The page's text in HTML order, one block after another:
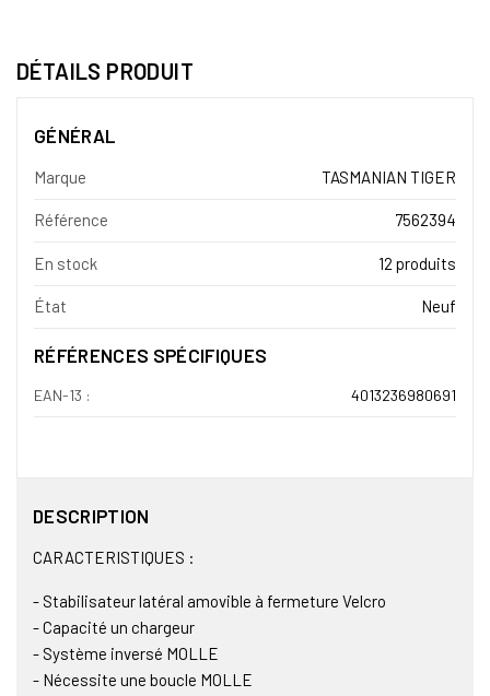
DÉTAILS PRODUIT
GÉNÉRAL
Marque TASMANIAN TIGER
Référence 7562394
En stock 12 produits
État Neuf
RÉFÉRENCES SPÉCIFIQUES
EAN-13 : 4013236980691
DESCRIPTION
CARACTERISTIQUES :
- Stabilisateur latéral amovible à fermeture Velcro
- Capacité un chargeur
- Système inversé MOLLE
- Nécessite une boucle MOLLE